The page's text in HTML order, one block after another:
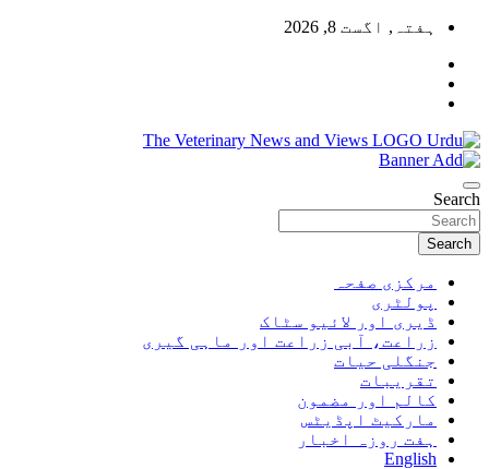
Skip
content
ہفتہ, اگست 8, 2026
The Veterinary News & Views
Search
Search
مرکزی صفحہ
پولٹری
ڈیری اور لائیو سٹاک
زراعت، آبی زراعت اور ماہی گیری
جنگلی حیات
تقریبات
کالم اور مضمون
مارکیٹ اپڈیٹس
ہفت روزہ اخبار
English